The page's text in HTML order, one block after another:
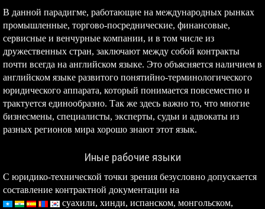
В данной парадигме, работающие на международных рынках
промышленные, торгово-посреднические, финансовые,
сервисные и венчурные компании, и в том числе из
дружественных стран, заключают между собой контракты
почти всегда на английском языке. Это объясняется наличием в
английском языке развитого понятийно-терминологического
юридического аппарата, который понимается повсеместно и
трактуется единообразно. Так же здесь важно то, что многие
бизнесмены, специалисты, эксперты, судьи и адвокаты из
разных регионов мира хорошо знают этот язык.
Иные рабочие языки
С юридико-технической точки зрения безусловно допускается
составление контрактной документации на
суахили, хинди, испанском, монгольском,